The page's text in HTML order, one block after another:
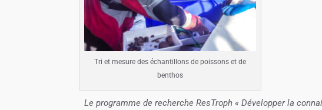
Tri et mesure des échantillons de poissons et de
benthos
Le programme de recherche ResTroph « Développer la